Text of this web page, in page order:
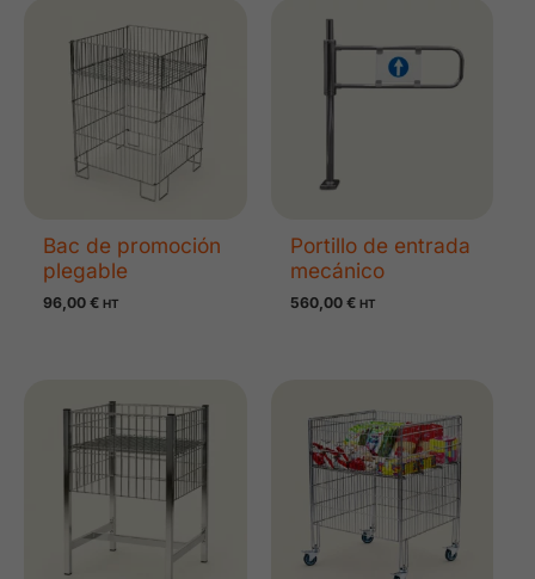
Bac de promoción
plegable
96,00€ HT
Portillo de entrada
mecánico
560,00 € HT